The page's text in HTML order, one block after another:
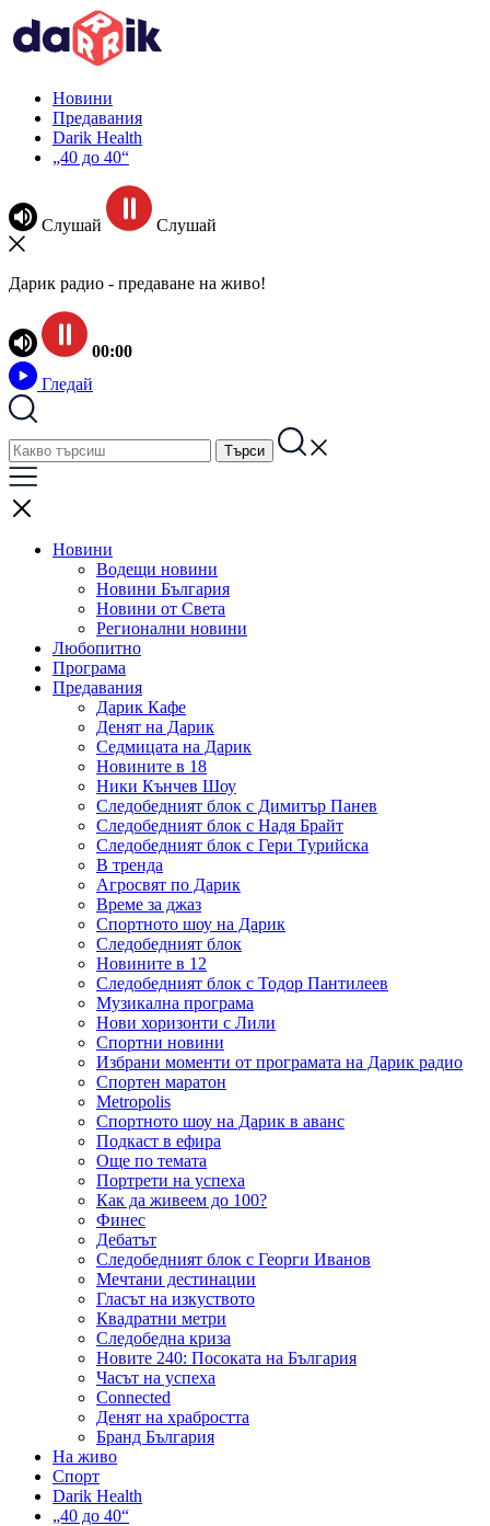
Новини
Предавания
Darik Health
„40 до 40“
Слушай Слушай
Дарик радио - предаване на живо!
00:00
Гледай
Новини
Водещи новини
Новини България
Новини от Света
Регионални новини
Любопитно
Програма
Предавания
Дарик Кафе
Денят на Дарик
Седмицата на Дарик
Новините в 18
Ники Кънчев Шоу
Следобедният блок с Димитър Панев
Следобедният блок с Надя Брайт
Следобедният блок с Гери Турийска
В тренда
Агросвят по Дарик
Време за джаз
Спортното шоу на Дарик
Следобедният блок
Новините в 12
Следобедният блок с Тодор Пантилеев
Музикална програма
Нови хоризонти с Лили
Спортни новини
Избрани моменти от програмата на Дарик радио
Спортен маратон
Metropolis
Спортното шоу на Дарик в аванс
Подкаст в ефира
Още по темата
Портрети на успеха
Как да живеем до 100?
Финес
Дебатът
Следобедният блок с Георги Иванов
Мечтани дестинации
Гласът на изкуството
Квадратни метри
Следобедна криза
Новите 240: Посоката на България
Часът на успеха
Connected
Денят на храбростта
Бранд България
На живо
Спорт
Darik Health
„40 до 40“